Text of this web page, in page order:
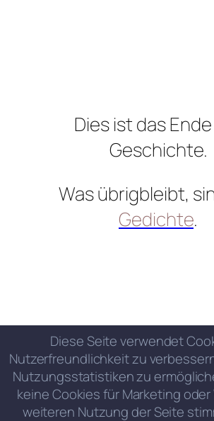
Dies ist das
Geschichte.
Was übrigbleibt,
Gedichte.
Diese Seite verwendet
Nutzerfreundlichkeit zu
Nutzungsstatistiken zu
keine Cookies für Marketing
weiteren Nutzung der Seite